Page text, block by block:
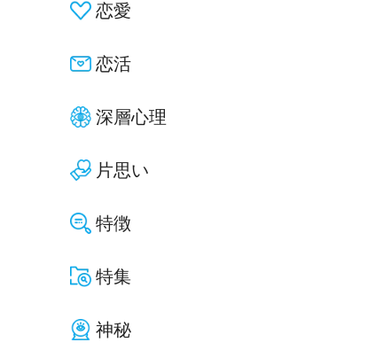
恋愛
恋活
深層心理
片思い
特徴
特集
神秘